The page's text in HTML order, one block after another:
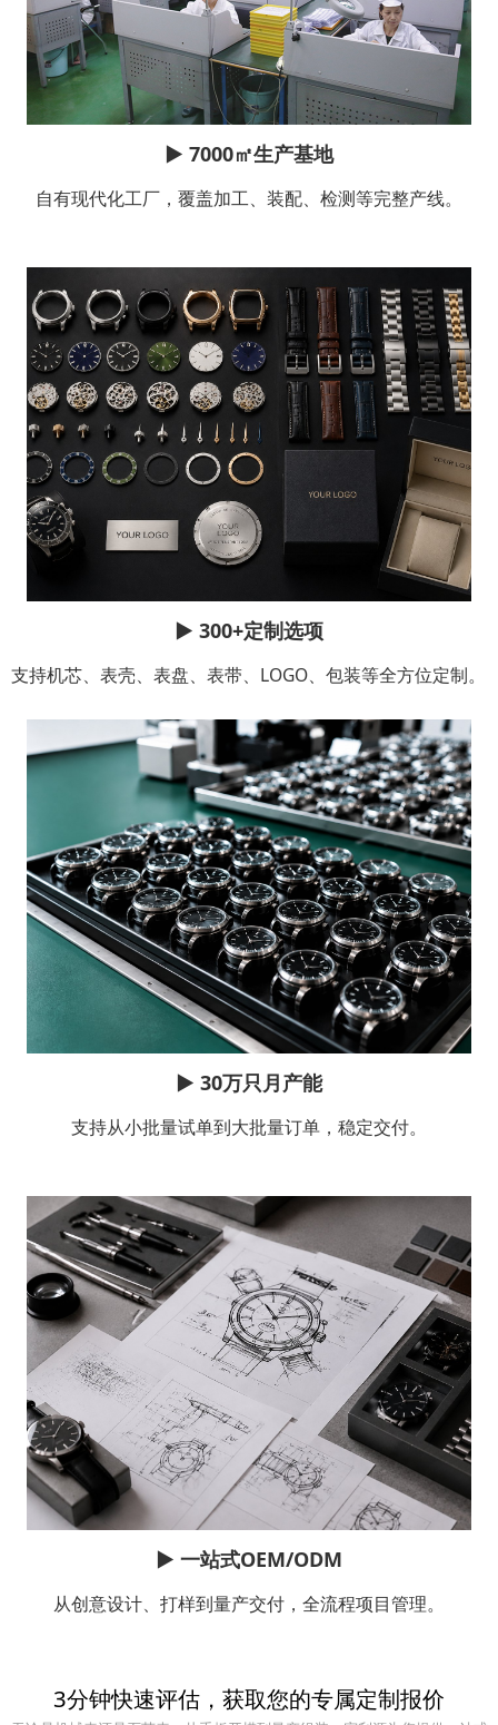
▶ 7000㎡生产基地
自有现代化工厂，覆盖加工、装配、检测等完整产线。
▶ 300+定制选项
支持机芯、表壳、表盘、表带、LOGO、包装等全方位定制。
▶ 30万只月产能
支持从小批量试单到大批量订单，稳定交付。
▶ 一站式OEM/ODM
从创意设计、打样到量产交付，全流程项目管理。
3分钟快速评估，获取您的专属定制报价